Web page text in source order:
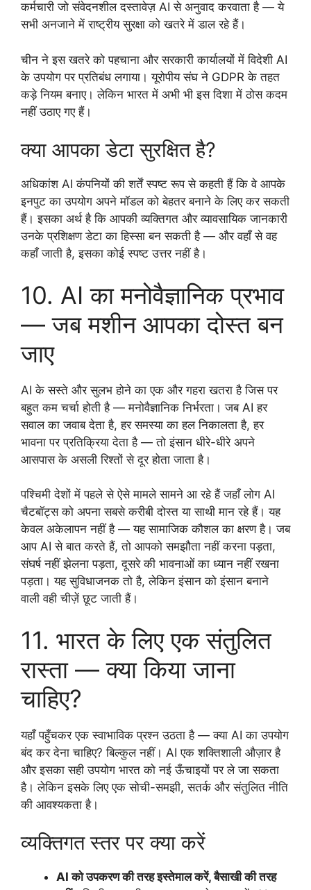
कर्मचारी जो संवेदनशील दस्तावेज़ AI से अनुवाद करवाता है — ये
सभी अनजाने में राष्ट्रीय सुरक्षा को खतरे में डाल रहे हैं।
चीन ने इस खतरे को पहचाना और सरकारी कार्यालयों में विदेशी AI
के उपयोग पर प्रतिबंध लगाया। यूरोपीय संघ ने GDPR के तहत
कड़े नियम बनाए। लेकिन भारत में अभी भी इस दिशा में ठोस कदम
नहीं उठाए गए हैं।
क्या आपका डेटा सुरक्षित है?
अधिकांश AI कंपनियों की शर्तें स्पष्ट रूप से कहती हैं कि वे आपके
इनपुट का उपयोग अपने मॉडल को बेहतर बनाने के लिए कर सकती
हैं। इसका अर्थ है कि आपकी व्यक्तिगत और व्यावसायिक जानकारी
उनके प्रशिक्षण डेटा का हिस्सा बन सकती है — और वहाँ से वह
कहाँ जाती है, इसका कोई स्पष्ट उत्तर नहीं है।
10. AI का मनोवैज्ञानिक प्रभाव
— जब मशीन आपका दोस्त बन
जाए
AI के सस्ते और सुलभ होने का एक और गहरा खतरा है जिस पर
बहुत कम चर्चा होती है — मनोवैज्ञानिक निर्भरता। जब AI हर
सवाल का जवाब देता है, हर समस्या का हल निकालता है, हर
भावना पर प्रतिक्रिया देता है — तो इंसान धीरे-धीरे अपने
आसपास के असली रिश्तों से दूर होता जाता है।
पश्चिमी देशों में पहले से ऐसे मामले सामने आ रहे हैं जहाँ लोग AI
चैटबॉट्स को अपना सबसे करीबी दोस्त या साथी मान रहे हैं। यह
केवल अकेलापन नहीं है — यह सामाजिक कौशल का क्षरण है। जब
आप AI से बात करते हैं, तो आपको समझौता नहीं करना पड़ता,
संघर्ष नहीं झेलना पड़ता, दूसरे की भावनाओं का ध्यान नहीं रखना
पड़ता। यह सुविधाजनक तो है, लेकिन इंसान को इंसान बनाने
वाली वही चीज़ें छूट जाती हैं।
11. भारत के लिए एक संतुलित
रास्ता — क्या किया जाना
चाहिए?
यहाँ पहुँचकर एक स्वाभाविक प्रश्न उठता है — क्या AI का उपयोग
बंद कर देना चाहिए? बिल्कुल नहीं। AI एक शक्तिशाली औज़ार है
और इसका सही उपयोग भारत को नई ऊँचाइयों पर ले जा सकता
है। लेकिन इसके लिए एक सोची-समझी, सतर्क और संतुलित नीति
की आवश्यकता है।
व्यक्तिगत स्तर पर क्या करें
AI को उपकरण की तरह इस्तेमाल करें, बैसाखी की तरह